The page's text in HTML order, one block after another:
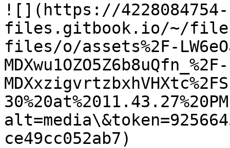
![](https://4228084754-
files.gitbook.io/~/
files/o/assets%2F-
MDXwu1OZO5Z6b8uQfn_%2F-
ce49cc052ab7)